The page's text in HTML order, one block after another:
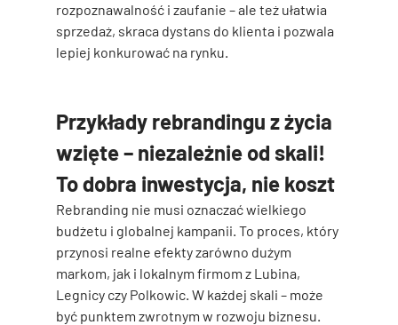
rozpoznawalność i zaufanie – ale też ułatwia
sprzedaż, skraca dystans do klienta i pozwala
lepiej konkurować na rynku.
Przykłady rebrandingu z życia
wzięte – niezależnie od skali!
To dobra inwestycja, nie koszt
Rebranding nie musi oznaczać wielkiego
budżetu i globalnej kampanii. To proces, który
przynosi realne efekty zarówno dużym
markom, jak i lokalnym firmom z Lubina,
Legnicy czy Polkowic. W każdej skali – może
być punktem zwrotnym w rozwoju biznesu.